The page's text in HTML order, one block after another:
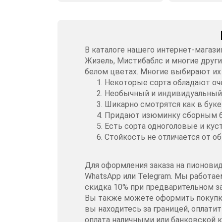
В каталоге нашего интернет-
Жизель, Мистибаблс и многие
белом цветах. Многие выбирают
Некоторые сорта обладают
Необычный и
Шикарно смотрятся как в
Придают изюминку сборным
Есть сорта одноголовые и
Стойкость не отличается от
Для оформления заказа на
WhatsApp или Telegram. Мы
скидка 10% при предварительном
Вы также можете оформить
вы находитесь за границей,
оплата наличными или банковской